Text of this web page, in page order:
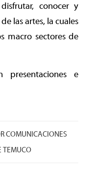
conocer y
las artes, la cuales
macro sectores de
presentaciones e
COMUNICACIONES
TEMUCO